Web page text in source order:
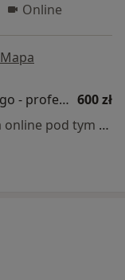
Online
Mapa
Konsultacja chirurga naczyniowego - profesor 600 zł
Specjalista nie oferuje umawiania online pod tym adresem.